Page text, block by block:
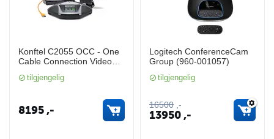
Konftel C2055 OCC - One
Cable Connection Video
tilgjengelig
8195,-
Logitech ConferenceCam
Group (960-001057)
tilgjengelig
16500 ,-
13950,-